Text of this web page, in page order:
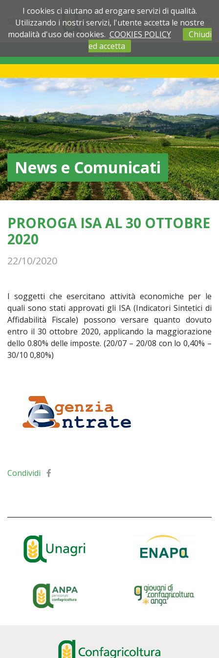
SEDI
MENU
News e Comunicati
PROROGA ISA AL 30 OTTOBRE
2020
22/10/2020
I soggetti che esercitano attività economiche per le
quali sono stati approvati gli ISA (Indicatori Sintetici di
Affidabilità Fiscale) possono versare quanto dovuto
entro il 30 ottobre 2020, applicando la maggiorazione
dello 0.80% delle imposte. (20/07 – 20/08 con lo 0,40% –
30/10 0,80%)
Condividi
I cookies ci aiutano ad erogare servizi di qualità.
Utilizzando i nostri servizi, l'utente accetta le nostre
modalità d'uso dei cookies. COOKIES POLICY
Chiudi
ed accetta